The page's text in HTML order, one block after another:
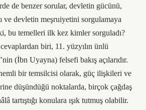
de benzer sorular, devletin gücünü,
ve devletin meşruiyetini sorgulamaya
bu temelleri ilk kez kimler sorguladı?
biri, 11. yüzyılın ünlü
(İbn Uyayna) felsefi bakış açılarıdır.
bir temsilcisi olarak, güç ilişkileri ve
düşündüğü noktalarda, birçok çağdaş
tartıştığı konulara ışık tutmuş olabilir.